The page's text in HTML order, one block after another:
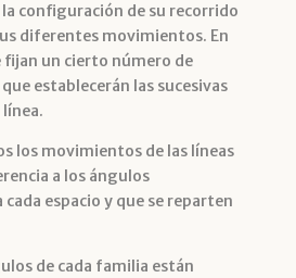
configuración de su recorrido
diferentes movimientos. En
fijan un cierto número de
establecerán las sucesivas
los movimientos de las líneas
a los ángulos
espacio y que se reparten
de cada familia están